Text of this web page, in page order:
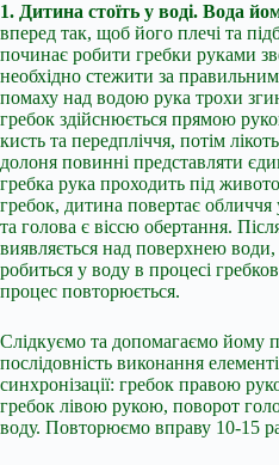
1. Дитина стоїть у воді. Вода
вперед так, щоб його плечі та
починає робити гребки руками
необхідно стежити за
помаху над водою рука трохи
гребок здійснюється прямою
кисть та передпліччя, потім
долоня повинні представляти
гребка рука проходить під
гребок, дитина повертає
та голова є віссю обертання.
виявляється над поверхнею
робиться у воду в процесі
процес повторюється.
Слідкуємо та допомагаємо йому
послідовність виконання
синхронізації: гребок правою
гребок лівою рукою, поворот
воду. Повторюємо вправу 10-15